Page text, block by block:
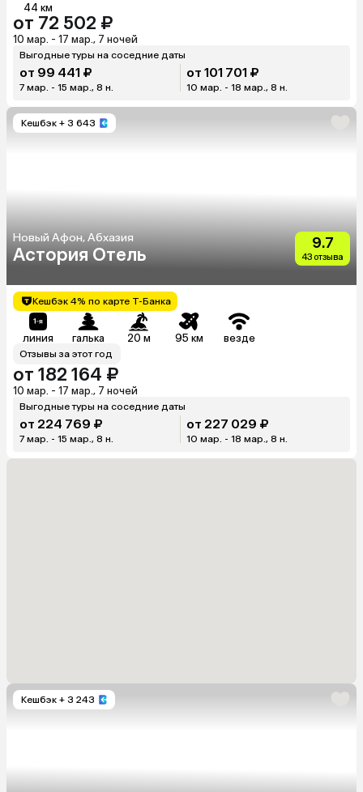
44 км
от 72 502 ₽
10 мар. - 17 мар., 7 ночей
Выгодные туры на соседние даты
от 99 441 ₽
7 мар. - 15 мар., 8 н.
от 101 701 ₽
10 мар. - 18 мар., 8 н.
Кешбэк + 3 643
Новый Афон, Абхазия
Астория Отель
9.7
43 отзыва
Кешбэк 4% по карте Т-Банка
линия галька 20 м 95 км везде
Отзывы за этот год
от 182 164 ₽
10 мар. - 17 мар., 7 ночей
Выгодные туры на соседние даты
от 224 769 ₽
7 мар. - 15 мар., 8 н.
от 227 029 ₽
10 мар. - 18 мар., 8 н.
Кешбэк + 3 243